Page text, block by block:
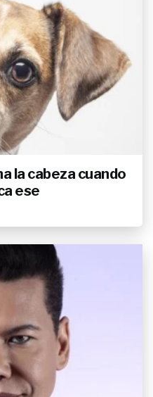
la cabeza cuando
ese